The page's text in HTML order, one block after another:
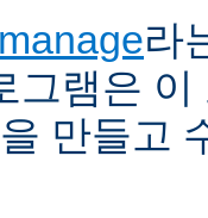
라
그램은
만들고